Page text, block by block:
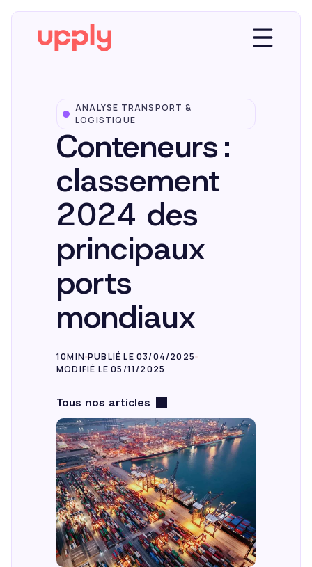
Plateforme
Market Insights
Ressources
Entreprise
ANALYSE TRANSPORT &
LOGISTIQUE
Conteneurs :
classement
2024 des
principaux
ports
mondiaux
10MIN PUBLIÉ LE 03/04/2025
MODIFIÉ LE 05/11/2025
Tous nos articles